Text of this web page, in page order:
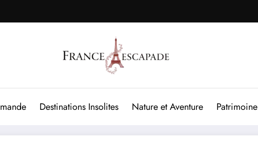
Destinations Insolites Nature et Aventure Patrimoine